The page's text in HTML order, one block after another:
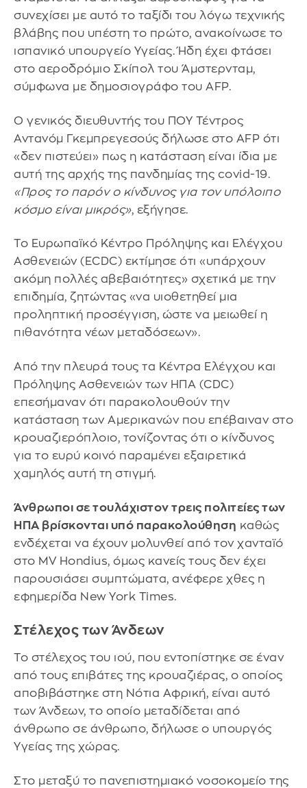
συνεχίσει με αυτό το ταξίδι του λόγω τεχνικής
βλάβης που υπέστη το πρώτο, ανακοίνωσε το
ισπανικό υπουργείο Υγείας. Ήδη έχει φτάσει
στο αεροδρόμιο Σκίπολ του Άμστερνταμ,
σύμφωνα με δημοσιογράφο του AFP.
Ο γενικός διευθυντής του ΠΟΥ Τέντρος
Αντανόμ Γκεμπρεγεσούς δήλωσε στο AFP ότι
«δεν πιστεύει» πως η κατάσταση είναι ίδια με
αυτή της αρχής της πανδημίας της covid-19.
«Προς το παρόν ο κίνδυνος για τον υπόλοιπο
κόσμο είναι μικρός», εξήγησε.
Το Ευρωπαϊκό Κέντρο Πρόληψης και Ελέγχου
Ασθενειών (ECDC) εκτίμησε ότι «υπάρχουν
ακόμη πολλές αβεβαιότητες» σχετικά με την
επιδημία, ζητώντας «να υιοθετηθεί μια
προληπτική προσέγγιση, ώστε να μειωθεί η
πιθανότητα νέων μεταδόσεων».
Από την πλευρά τους τα Κέντρα Ελέγχου και
Πρόληψης Ασθενειών των ΗΠΑ (CDC)
επεσήμαναν ότι παρακολουθούν την
κατάσταση των Αμερικανών που επέβαιναν στο
κρουαζιερόπλοιο, τονίζοντας ότι ο κίνδυνος
για το ευρύ κοινό παραμένει εξαιρετικά
χαμηλός αυτή τη στιγμή.
Άνθρωποι σε τουλάχιστον τρεις πολιτείες των
ΗΠΑ βρίσκονται υπό παρακολούθηση καθώς
ενδέχεται να έχουν μολυνθεί από τον χανταϊό
στο MV Hondius, όμως κανείς τους δεν έχει
παρουσιάσει συμπτώματα, ανέφερε χθες η
εφημερίδα New York Times.
Στέλεχος των Άνδεων
Το στέλεχος του ιού, που εντοπίστηκε σε έναν
από τους επιβάτες της κρουαζιέρας, ο οποίος
αποβιβάστηκε στη Νότια Αφρική, είναι αυτό
των Άνδεων, το οποίο μεταδίδεται από
άνθρωπο σε άνθρωπο, δήλωσε ο υπουργός
Υγείας της χώρας.
Στο μεταξύ το πανεπιστημιακό νοσοκομείο της